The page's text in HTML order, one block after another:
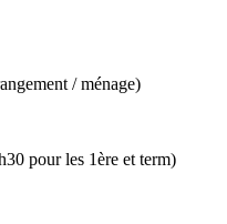
/ ménage)
pour les 1ère et term)